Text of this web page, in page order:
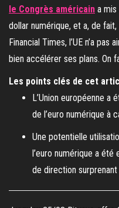
le Congrès américain a mis
dollar numérique, et a, de
Financial Times, l’UE n’a
bien accélérer ses plans. On
Les points clés de cet
L’Union européenne
de l’euro numérique à
Une potentielle
l’euro numérique a été
de direction surprenant